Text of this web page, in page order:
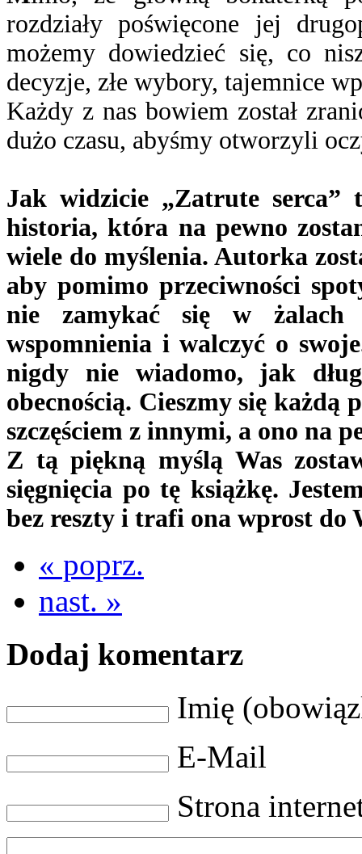
rozdziały poświęcone jej
możemy dowiedzieć się, co
decyzje, złe wybory, tajemnice
Każdy z nas bowiem został
dużo czasu, abyśmy otworzyli
Jak widzicie „Zatrute
historia, która na pewno
wiele do myślenia. Autorka
aby pomimo przeciwności
nie zamykać się w żalach
wspomnienia i walczyć o
nigdy nie wiadomo, jak
obecnością. Cieszmy się
szczęściem z innymi, a ono na
Z tą piękną myślą Was
sięgnięcia po tę książkę.
bez reszty i trafi ona wprost do
« poprz.
nast. »
Dodaj komentarz
Imię
E-Mail
Strona